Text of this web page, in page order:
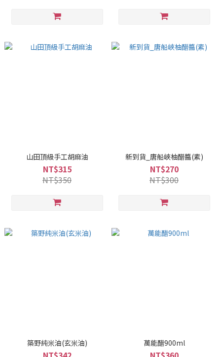
山田頂級手工胡麻油
NT$315
NT$350
新到貨_唐船峽柚醋醬(素)
NT$270
NT$300
築野純米油(玄米油) 萬能醋900ml